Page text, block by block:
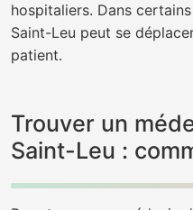
hospitaliers. Dans
Saint-Leu peut se
patient.
Trouver un
Saint-Leu :